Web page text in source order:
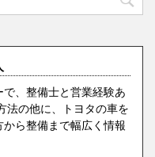
、整備士と営業経験あ
法の他に、トヨタの車を
ら整備まで幅広く情報